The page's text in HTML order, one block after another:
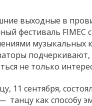
выходные в
фестиваль FIMEC
музыкальных
подчеркивают,
не только
11 сентября,
танцу как способу